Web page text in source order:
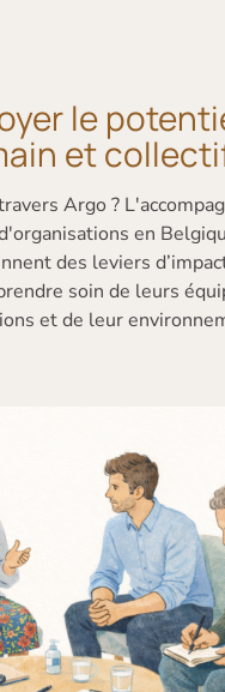
le
et
Argo ?
en
des leviers
soin de leurs
et de leur